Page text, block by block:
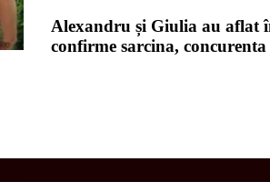
Alexandru și Giulia au aflat
confirme sarcina,